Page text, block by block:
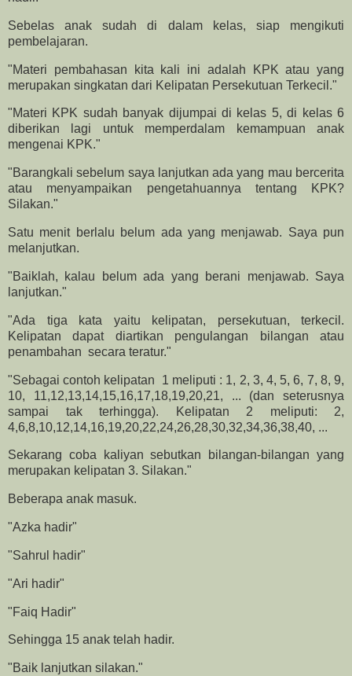
Sebelas anak sudah di dalam kelas, siap mengikuti
pembelajaran.
"Materi pembahasan kita kali ini adalah KPK atau yang
merupakan singkatan dari Kelipatan Persekutuan Terkecil."
"Materi KPK sudah banyak dijumpai di kelas 5, di kelas 6
diberikan lagi untuk memperdalam kemampuan anak
mengenai KPK."
"Barangkali sebelum saya lanjutkan ada yang mau bercerita
atau menyampaikan pengetahuannya tentang KPK?
Silakan."
Satu menit berlalu belum ada yang menjawab. Saya pun
melanjutkan.
"Baiklah, kalau belum ada yang berani menjawab. Saya
lanjutkan."
"Ada tiga kata yaitu kelipatan, persekutuan, terkecil.
Kelipatan dapat diartikan pengulangan bilangan atau
penambahan secara teratur."
"Sebagai contoh kelipatan 1 meliputi : 1, 2, 3, 4, 5, 6, 7, 8, 9,
10, 11,12,13,14,15,16,17,18,19,20,21, ... (dan seterusnya
sampai tak terhingga). Kelipatan 2 meliputi: 2,
4,6,8,10,12,14,16,19,20,22,24,26,28,30,32,34,36,38,40, ...
Sekarang coba kaliyan sebutkan bilangan-bilangan yang
merupakan kelipatan 3. Silakan."
Beberapa anak masuk.
"Azka hadir"
"Sahrul hadir"
"Ari hadir"
"Faiq Hadir"
Sehingga 15 anak telah hadir.
"Baik lanjutkan silakan."